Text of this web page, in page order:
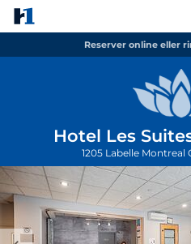
Reserver online eller
Hotel Les
1205 Labelle Montreal